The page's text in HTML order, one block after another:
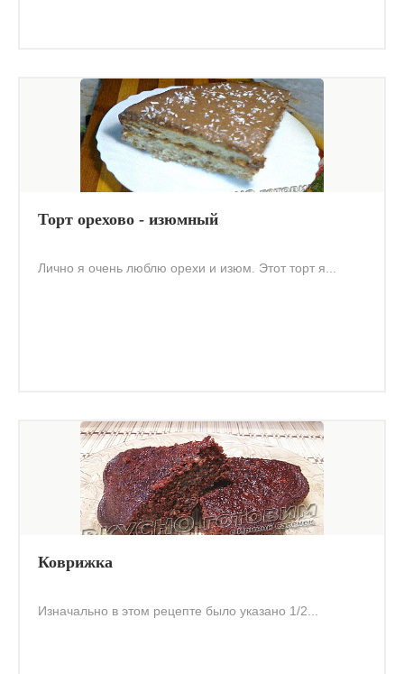
Торт орехово - изюмный
Лично я очень люблю орехи и изюм. Этот торт я...
Коврижка
Изначально в этом рецепте было указано 1/2...